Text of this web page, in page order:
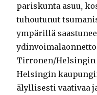
pariskunta asuu,
tuhoutunut
ympärillä
Tirronen/Helsingin
Helsingin
älyllisesti vaativaa